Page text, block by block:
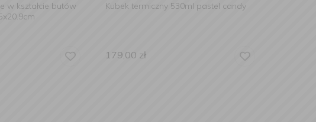
w kształcie butów
Kubek termiczny 530ml pastel candy
179,00 zł